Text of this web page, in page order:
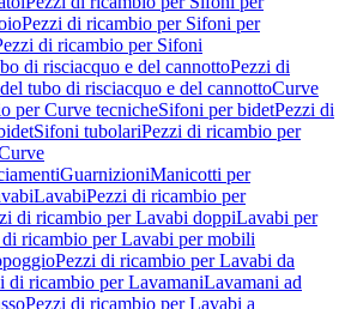
Pezzi di ricambio per Sifoni per
di ricambio per Sifoni
di risciacquo e del cannottoPezzi di
tubo di risciacquo e del cannottoCurve
per Curve tecnicheSifoni per bidetPezzi di
Sifoni tubolariPezzi di ricambio per
GuarnizioniManicotti per
LavabiPezzi di ricambio per
di ricambio per Lavabi doppiLavabi per
di ricambio per Lavabi per mobili
Pezzi di ricambio per Lavabi da
di ricambio per LavamaniLavamani ad
Pezzi di ricambio per Lavabi a